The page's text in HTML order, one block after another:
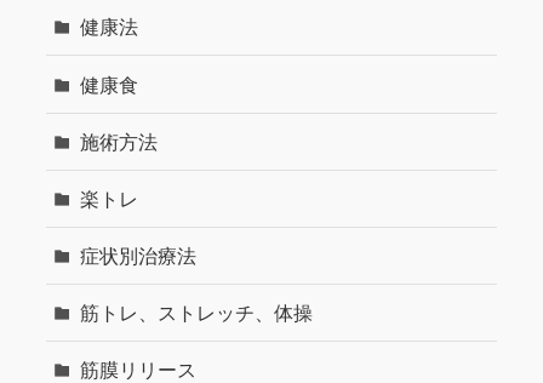
健康法
健康食
施術方法
楽トレ
症状別治療法
筋トレ、ストレッチ、体操
筋膜リリース